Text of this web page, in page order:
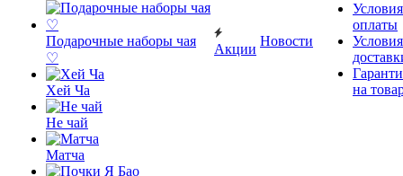
Подарочные наборы чая
♡
Хей Ча
Не чай
Матча
Акции
Новости
Условия
оплаты
Условия
на